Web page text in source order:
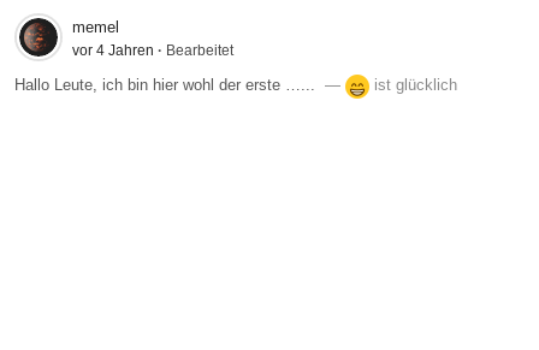
memel
vor 4 Jahren · Bearbeitet
Hallo Leute, ich bin hier wohl der erste …... ‏ — ist glücklich